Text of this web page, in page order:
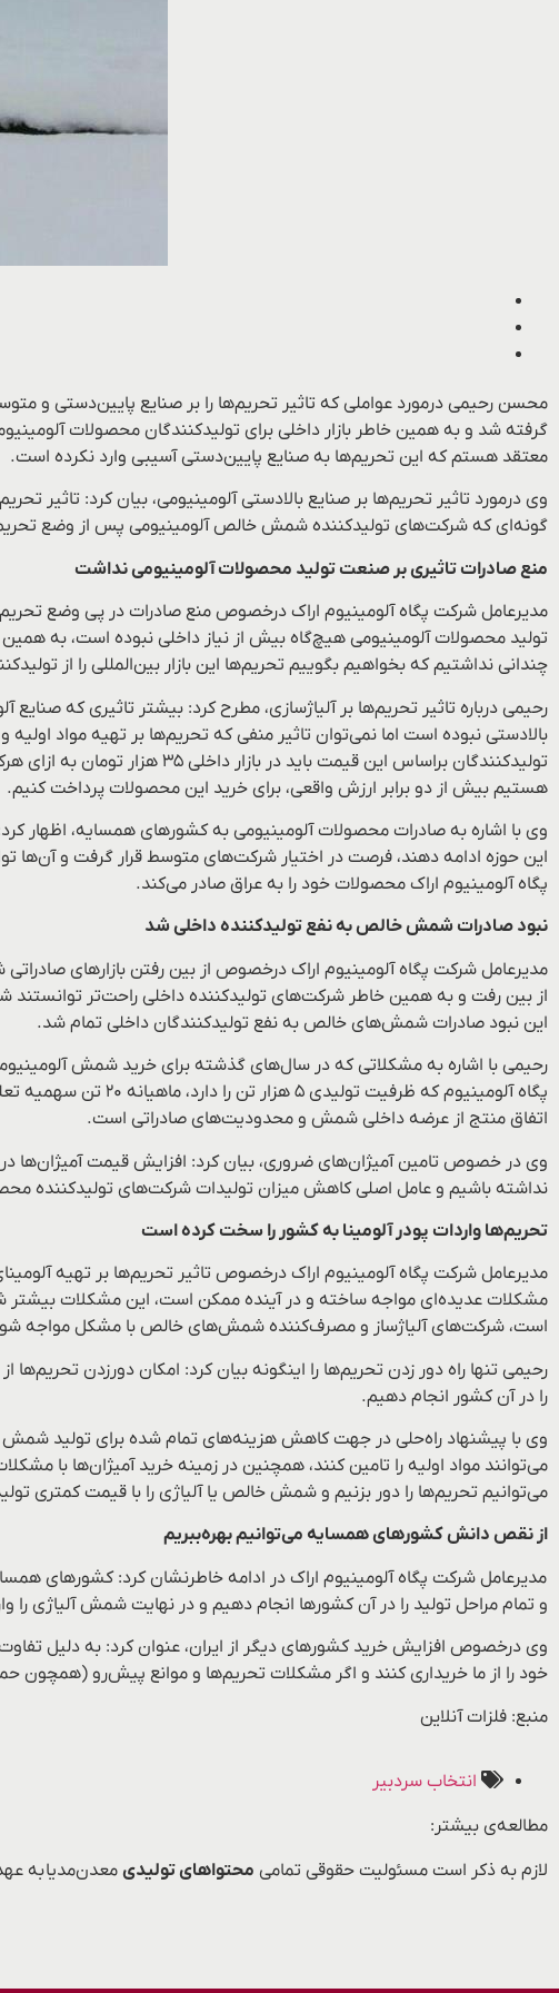
محسن رحیمی درمورد عواملی که تاثیر تحریم‌ها را بر صنایع پایین‌دستی و
گرفته شد و به همین خاطر بازار داخلی برای تولیدکنندگان محصولات
معتقد هستم که این تحریم‌ها به صنایع پایین‌دستی آسیبی وارد نکرده است.
وی درمورد تاثیر تحریم‌ها بر صنایع بالادستی آلومینیومی، بیان کرد: تاثیر
گونه‌ای که شرکت‌های تولیدکننده شمش خالص آلومینیومی پس از وضع
منع صادرات تاثیری بر صنعت تولید محصولات آلومینیومی نداشت
تولید محصولات آلومینیومی هیچ‌گاه بیش از نیاز داخلی نبوده است، به
چندانی نداشتیم که بخواهیم بگوییم تحریم‌ها این بازار بین‌المللی را از
رحیمی درباره تاثیر تحریم‌ها بر آلیاژسازی، مطرح کرد: بیشتر تاثیری که
تولیدکنندگان براساس این
هستیم بیش از دو برابر ارزش واقعی، برای خرید این محصولات پرداخت کنیم.
وی با اشاره به صادرات محصولات آلومینیومی به کشورهای همسایه، اظهار
این حوزه ادامه دهند، فرصت در اختیار شرکت‌های متوسط قرار گرفت و آن‌ها
پگاه آلومینیوم اراک محصولات خود را به عراق صادر می‌کند.
نبود صادرات شمش خالص به نفع تولیدکننده داخلی شد
مدیرعامل شرکت پگاه آلومینیوم اراک درخصوص از بین رفتن بازارهای
از بین رفت و به همین خاطر شرکت‌های تولیدکننده داخلی راحت‌تر
این نبود صادرات شمش‌های خالص به نفع تولیدکنندگان داخلی تمام شد.
رحیمی با اشاره به مشکلاتی که در سال‌های گذشته برای خرید شمش
پگاه آلومینیوم که
اتفاق منتج از عرضه داخلی شمش و محدودیت‌های صادراتی است.
وی در خصوص تامین آمیژان‌های ضروری، بیان کرد: افزایش قیمت
نداشته‌ باشیم و عامل اصلی کاهش میزان تولیدات شرکت‌های تولیدکننده
تحریم‌ها واردات پودر آلومینا به کشور را سخت کرده است
مدیرعامل شرکت پگاه آلومینیوم اراک درخصوص تاثیر تحریم‌ها بر تهیه
مشکلات عدیده‌ای مواجه ساخته و در آینده ممکن است، این مشکلات بیشتر
است، شرکت‌های آلیاژساز و مصرف‌کننده شمش‌های خالص با مشکل مواجه
رحیمی تنها راه دور زدن تحریم‌ها را اینگونه بیان کرد: امکان دورزدن
را در آن کشور انجام دهیم.
وی با پیشنهاد راه‌حلی در جهت کاهش هزینه‌های تمام شده برای تولید شمش
می‌توانند مواد اولیه را تامین کنند، همچنین در زمینه خرید آمیژان‌ها با
می‌توانیم تحریم‌ها را دور بزنیم و شمش خالص یا آلیاژی را با قیمت کمتری
از نقص دانش کشورهای همسایه می‌توانیم بهره‌ببریم
مدیرعامل شرکت پگاه آلومینیوم اراک در ادامه خاطرنشان کرد: کشورهای
و تمام مراحل تولید را در آن کشورها انجام دهیم و در نهایت شمش آلیاژی را
وی درخصوص افزایش خرید کشورهای دیگر از ایران، عنوان کرد: به دلیل
خود را از ما خریداری کنند و اگر مشکلات تحریم‌ها و موانع پیش‌رو
منبع: فلزات آنلاین
انتخاب سردبیر
مطالعه‌ی بیشتر:
لازم به ذکر است مسئولیت حقوقی تمامی محتواهای تولیدی معدن‌مدیا به